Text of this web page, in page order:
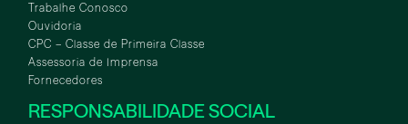
Trabalhe Conosco
Ouvidoria
CPC – Classe de Primeira Classe
Assessoria de Imprensa
Fornecedores
RESPONSABILIDADE SOCIAL